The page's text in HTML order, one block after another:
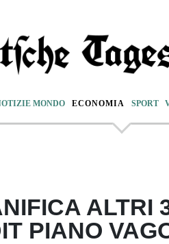
MONDO ECONOMIA SPORT
ALTRI
PIANO